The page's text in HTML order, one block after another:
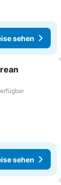
sehen
sehen